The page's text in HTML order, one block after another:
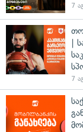
7
|
7